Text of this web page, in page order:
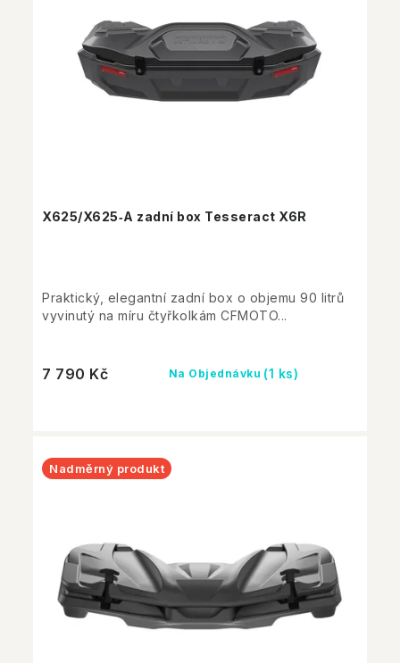
X625/X625‑A zadní box Tesseract X6R
Na Objednávku (1 ks)
7 790 Kč
Praktický, elegantní zadní box o objemu 90 litrů
vyvinutý na míru čtyřkolkám CFMOTO...
Nadměrný produkt